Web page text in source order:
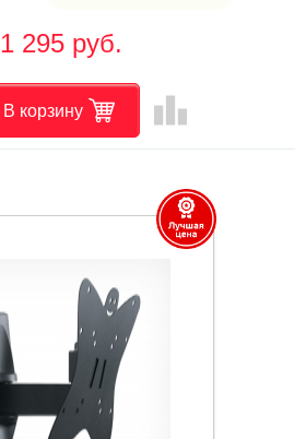
1 295 руб.
В корзину leaderboard